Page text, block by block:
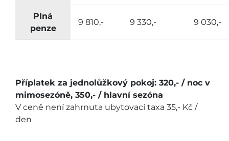
Plná
penze
9 810,- 9 330,- 9 030,-
Příplatek za jednolůžkový pokoj: 320,- / noc v
mimosezóně, 350,- / hlavní sezóna
V ceně není zahrnuta ubytovací taxa 35,- Kč /
den